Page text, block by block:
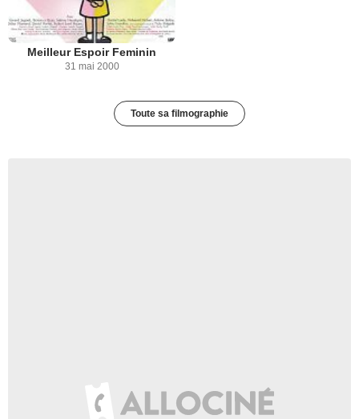
Meilleur Espoir Feminin
31 mai 2000
Toute sa filmographie